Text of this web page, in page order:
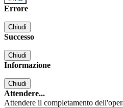
Errore
Chiudi
Successo
Chiudi
Informazione
Chiudi
Attendere...
Attendere il completamento